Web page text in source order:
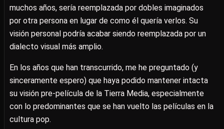
muchos años, sería reemplazada por dobles imaginados
por otra persona en lugar de como él quería verlos. Su
visión personal podría acabar siendo reemplazada por un
dialecto visual más amplio.
En los años que han transcurrido, me he preguntado (y
sinceramente espero) que haya podido mantener intacta
su visión pre-película de la Tierra Media, especialmente
con lo predominantes que se han vuelto las películas en la
cultura pop.